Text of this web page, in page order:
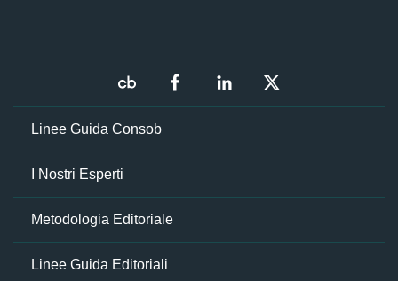
Linee Guida Consob
I Nostri Esperti
Metodologia Editoriale
Linee Guida Editoriali